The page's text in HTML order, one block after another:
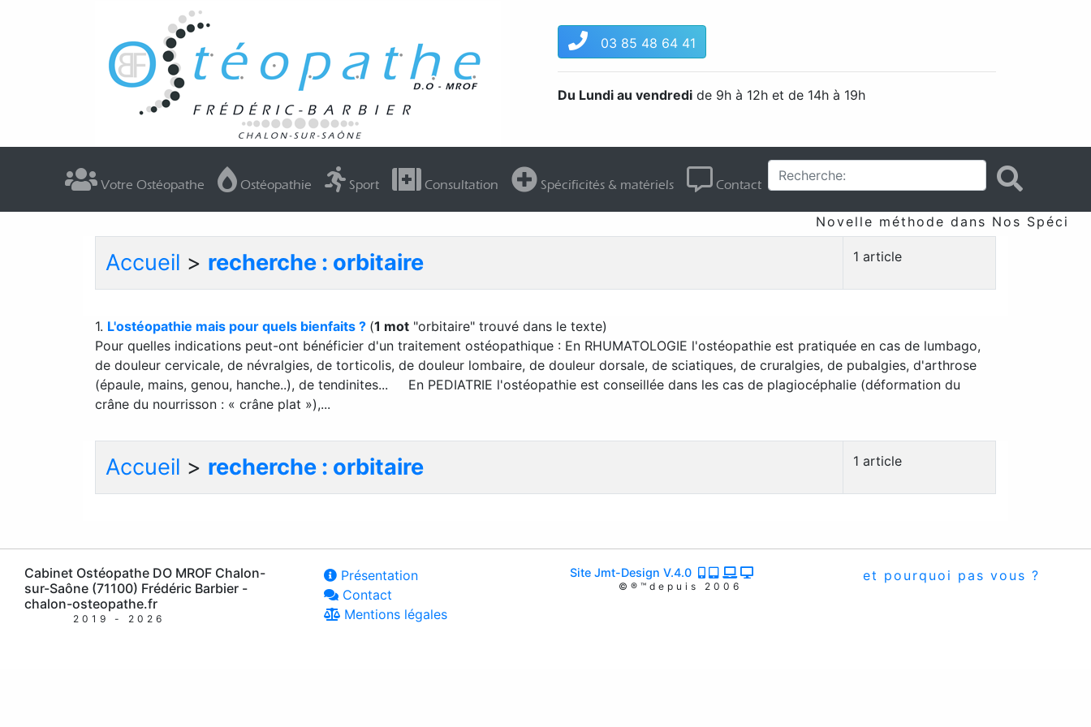
03 85 48 64 41
Du Lundi au vendredi de 9h à 12h et de 14h à 19h
Votre Ostéopathe Ostéopathie Sport Consultation Spécificités & matériels Contact
Novelle méthode dans Nos
Accueil > recherche : orbitaire 1 article
1. L'ostéopathie mais pour quels bienfaits ? (1 mot "orbitaire" trouvé dans le texte)
Pour quelles indications peut-ont bénéficier d'un traitement ostéopathique : En RHUMATOLOGIE l'ostéopathie est pratiquée en cas de lumbago,
de douleur cervicale, de névralgies, de torticolis, de douleur lombaire, de douleur dorsale, de sciatiques, de cruralgies, de pubalgies, d'arthrose
(épaule, mains, genou, hanche..), de tendinites... En PEDIATRIE l'ostéopathie est conseillée dans les cas de plagiocéphalie (déformation du
crâne du nourrisson : « crâne plat »),...
Accueil > recherche : orbitaire 1 article
Cabinet Ostéopathe DO MROF Chalon-
sur-Saône (71100) Frédéric Barbier -
chalon-osteopathe.fr
2019 - 2026
Présentation
Contact
Mentions légales
Site Jmt-Design V.4.0
©®™depuis 2006
et pourquoi pas vous ?